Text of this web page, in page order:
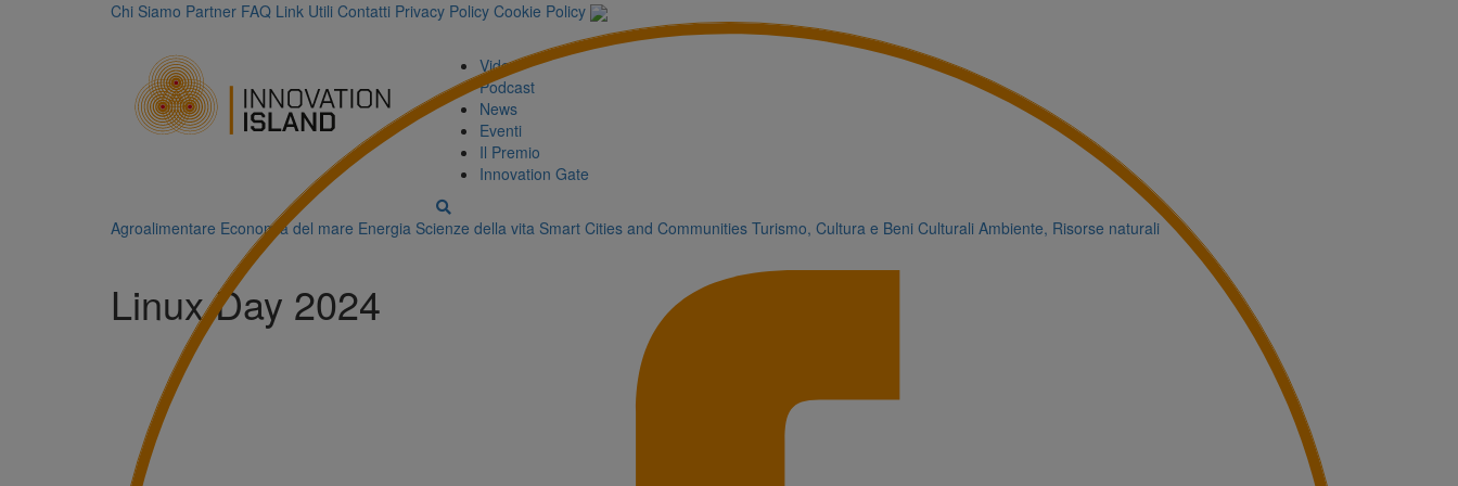
Chi Siamo Partner FAQ Link Utili Contatti Privacy Policy Cookie Policy
Video
Podcast
News
Eventi
Il Premio
Innovation Gate
Agroalimentare Economia del mare Energia Scienze della vita Smart Cities and Communities Turismo, Cultura e Beni Culturali Ambiente, Risorse naturali
Linux Day 2024